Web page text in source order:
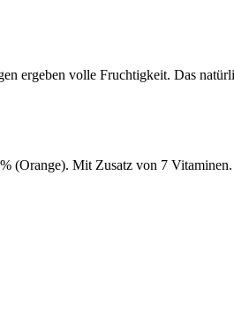
ergeben volle Fruchtigkeit. Das
(Orange). Mit Zusatz von 7 Vitaminen.